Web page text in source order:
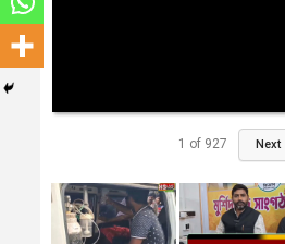
1 of 927 Next